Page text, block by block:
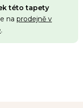
této tapety
na prodejně v
.